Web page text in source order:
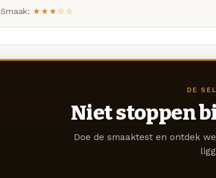
Smaak: ★★★☆☆
DE
Niet stoppen
Doe de smaaktest en ontdek